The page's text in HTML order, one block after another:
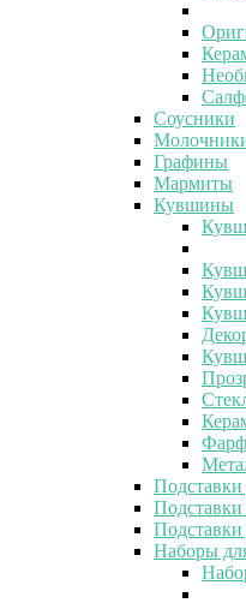
Соусники
Графины
Мармиты
Кувшины
Подставки
Подставки
Наборы